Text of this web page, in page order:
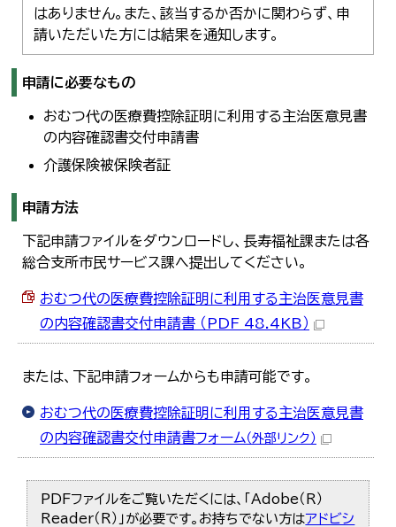
はありません。また、該当するか否かに関わらず、申
請いただいた方には結果を通知します。
申請に必要なもの
おむつ代の医療費控除証明に利用する主治医意見書
の内容確認書交付申請書
介護保険被保険者証
申請方法
下記申請ファイルをダウンロードし、長寿福祉課または各
総合支所市民サービス課へ提出してください。
おむつ代の医療費控除証明に利用する主治医意見書
の内容確認書交付申請書 （PDF 48.4KB）
または、下記申請フォームからも申請可能です。
おむつ代の医療費控除証明に利用する主治医意見書
の内容確認書交付申請書フォーム （外部リンク）
PDFファイルをご覧いただくには、「Adobe（R）
Reader（R）」が必要です。お持ちでない方はアドビシ